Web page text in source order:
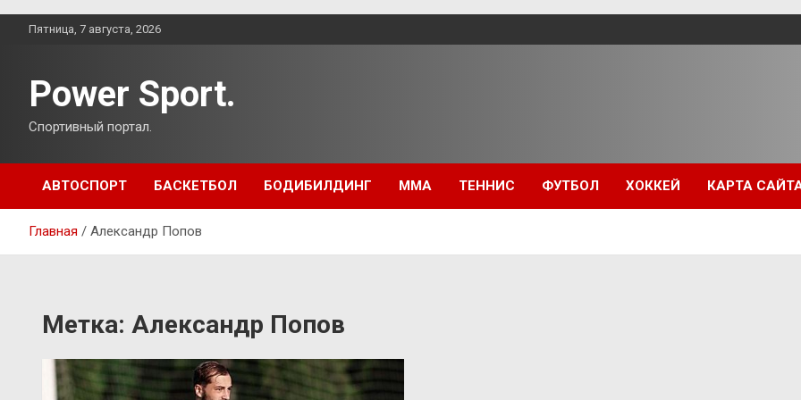
ПерейтиПятница, 7 августа, 2026
Power Sport.
Спортивный портал.
АВТОСПОРТ БАСКЕТБОЛ БОДИБИЛДИНГ ММА ТЕННИС ФУТБОЛ ХОККЕЙ КАРТА
Главная Александр Попов
Метка: Александр Попов